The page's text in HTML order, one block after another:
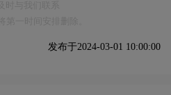
发布于2024-03-01 10:00:00